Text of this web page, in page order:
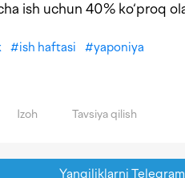
ish uchun 40% ko‘proq
#ish haftasi #yaponiya
Izoh Tavsiya qilish
Yangiliklarni